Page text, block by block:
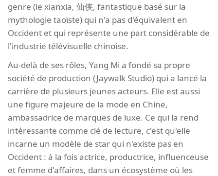
genre (le xianxia, 仙侠, fantastique basé sur la
mythologie taoïste) qui n'a pas d'équivalent en
Occident et qui représente une part considérable de
l'industrie télévisuelle chinoise.
Au-delà de ses rôles, Yang Mi a fondé sa propre
société de production (Jaywalk Studio) qui a lancé la
carrière de plusieurs jeunes acteurs. Elle est aussi
une figure majeure de la mode en Chine,
ambassadrice de marques de luxe. Ce qui la rend
intéressante comme clé de lecture, c'est qu'elle
incarne un modèle de star qui n'existe pas en
Occident : à la fois actrice, productrice, influenceuse
et femme d'affaires, dans un écosystème où les